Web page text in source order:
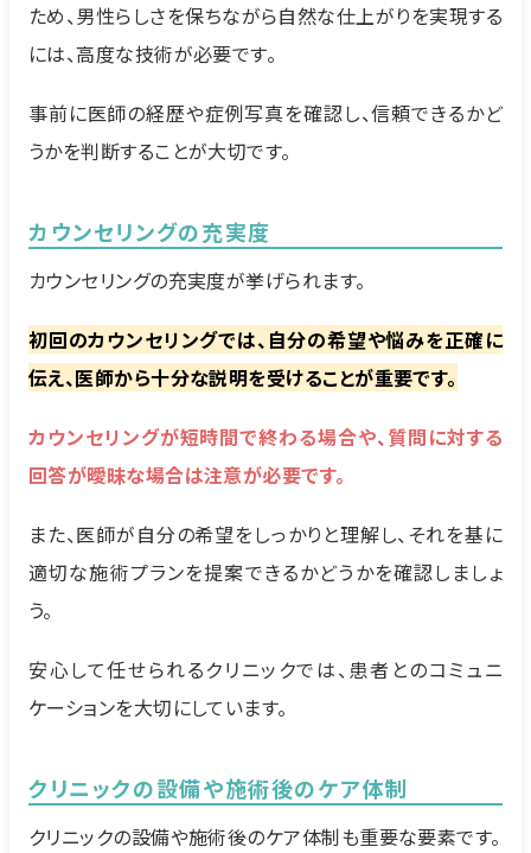
ため、男性らしさを保ちながら自然な仕上がりを実現する
には、高度な技術が必要です。
事前に医師の経歴や症例写真を確認し、信頼できるかど
うかを判断することが大切です。
カウンセリングの充実度
カウンセリングの充実度が挙げられます。
初回のカウンセリングでは、自分の希望や悩みを正確に
伝え、医師から十分な説明を受けることが重要です。
カウンセリングが短時間で終わる場合や、質問に対する
回答が曖昧な場合は注意が必要です。
また、医師が自分の希望をしっかりと理解し、それを基に
適切な施術プランを提案できるかどうかを確認しましょ
う。
安心して任せられるクリニックでは、患者とのコミュニ
ケーションを大切にしています。
クリニックの設備や施術後のケア体制
クリニックの設備や施術後のケア体制も重要な要素です。